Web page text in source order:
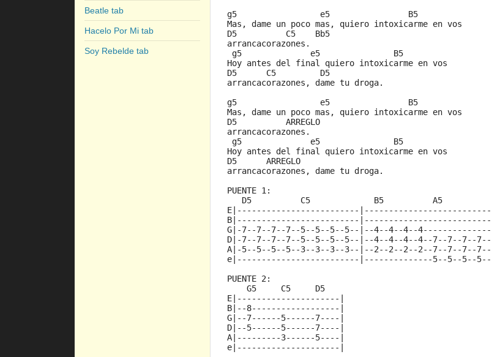
Beatle tab
Hacelo Por Mi tab
Soy Rebelde tab
g5                 e5                B5
Mas, dame un poco mas, quiero intoxicarme en vos
D5          C5    Bb5
arrancacorazones.
g5              e5               B5
Hoy antes del final quiero intoxicarme en vos
D5      C5         D5
arrancacorazones, dame tu droga.
g5                 e5                B5
Mas, dame un poco mas, quiero intoxicarme en vos
D5          ARREGLO
arrancacorazones.
g5              e5               B5
Hoy antes del final quiero intoxicarme en vos
D5      ARREGLO
arrancacorazones, dame tu droga.
PUENTE 1:
   D5          C5             B5          A5
E|-------------------------|--------------------------|
B|-------------------------|--------------------------|
G|-7--7--7--7--5--5--5--5--|--4--4--4--4--------------|
D|-7--7--7--7--5--5--5--5--|--4--4--4--4--7--7--7--7--|
A|-5--5--5--5--3--3--3--3--|--2--2--2--2--7--7--7--7--|
e|-------------------------|--------------5--5--5--5--|
PUENTE 2:
    G5     C5     D5
E|---------------------|
B|--8------------------|
G|--7------5------7----|
D|--5------5------7----|
A|---------3------5----|
e|---------------------|